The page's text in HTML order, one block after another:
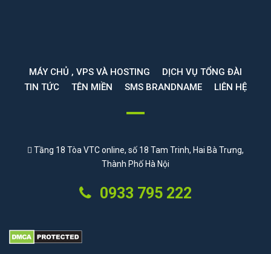
MÁY CHỦ , VPS VÀ HOSTING
DỊCH VỤ TỔNG ĐÀI
TIN TỨC
TÊN MIỀN SMS BRANDNAME LIÊN HỆ
Tầng 18 Tòa VTC online, số 18 Tam Trinh, Hai Bà Trưng,
Thành Phố Hà Nội
0933 795 222